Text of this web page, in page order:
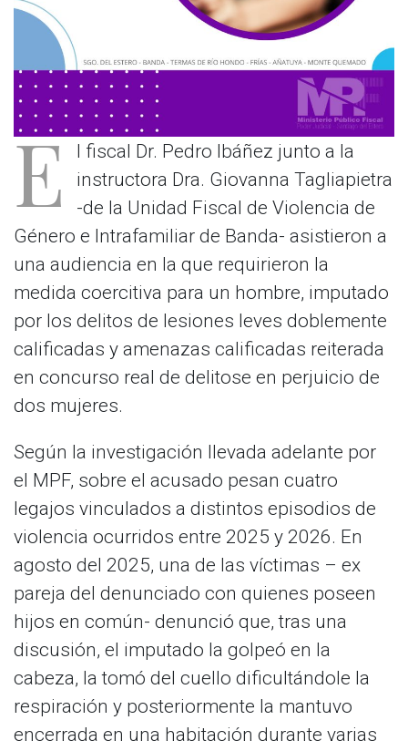
E l fiscal Dr. Pedro Ibáñez junto a la
instructora Dra. Giovanna Tagliapietra
-de la Unidad Fiscal de Violencia de
Género e Intrafamiliar de Banda- asistieron a
una audiencia en la que requirieron la
medida coercitiva para un hombre, imputado
por los delitos de lesiones leves doblemente
calificadas y amenazas calificadas reiterada
en concurso real de delitose en perjuicio de
dos mujeres.
Según la investigación llevada adelante por
el MPF, sobre el acusado pesan cuatro
legajos vinculados a distintos episodios de
violencia ocurridos entre 2025 y 2026. En
agosto del 2025, una de las víctimas – ex
pareja del denunciado con quienes poseen
hijos en común- denunció que, tras una
discusión, el imputado la golpeó en la
cabeza, la tomó del cuello dificultándole la
respiración y posteriormente la mantuvo
encerrada en una habitación durante varias